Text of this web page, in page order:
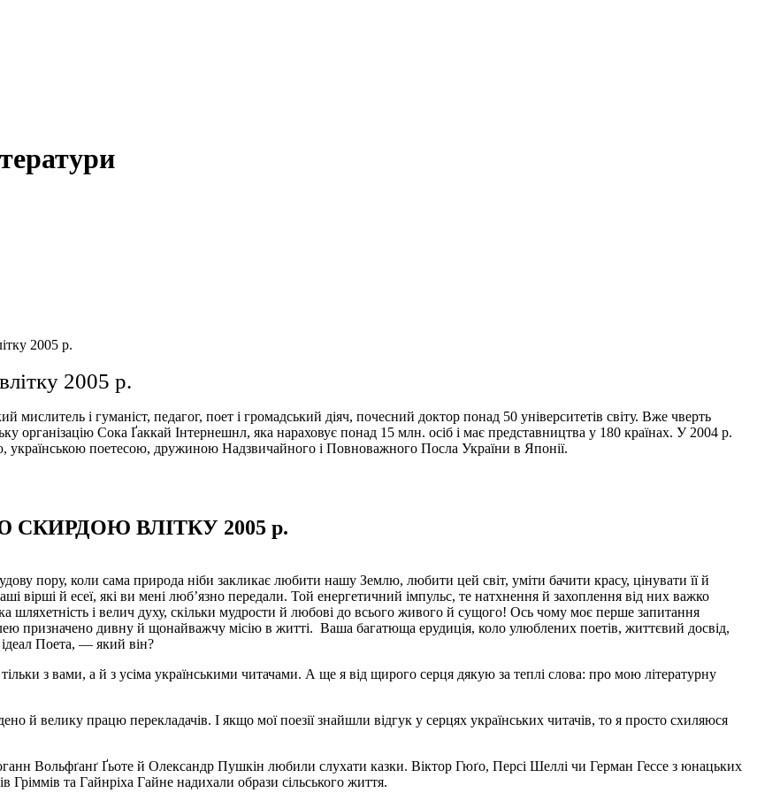
2005 р.
2005 р.
і гуманіст, педагог, поет і громадський діяч, почесний доктор понад 50 університетів світу. Вже чверть
організацію Сока Ґаккай Інтернешнл, яка нараховує понад 15 млн. осіб і має представництва у 180 країнах. У 2004 р.
поетесою, дружиною Надзвичайного і Повноважного Посла України в Японії.
ВЛІТКУ 2005 р.
пору, коли сама природа ніби закликає любити нашу Землю, любити цей світ, уміти бачити красу, цінувати її й
вірші й есеї, які ви мені люб’язно передали. Той енергетичний імпульс, те натхнення й захоплення від них важко
шляхетність і велич духу, скільки мудрости й любові до всього живого й сущого! Ось чому моє перше запитання
призначено дивну й щонайважчу місію в житті. Ваша багатюща ерудиція, коло улюблених поетів, життєвий дос­від,
Поета, — який він?
з вами, а й з усіма українськими читачами. А ще я від щирого серця дякую за теплі слова: про мою літературну
й велику працю перекладачів. І якщо мої поезії зна­йшли відгук у серцях українських читачів, то я просто схиляюся
Вольфґанґ Ґьоте й Олександр Пушкін любили слухати ка­зки. Віктор Гюґо, Персі Шеллі чи Герман Гессе з юнацьких
Гріммів та Гайнріха Гайне надихали образи сільського життя.